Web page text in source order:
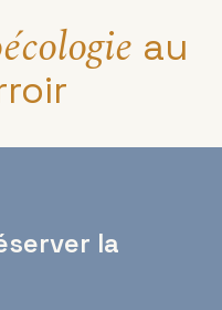
au
la